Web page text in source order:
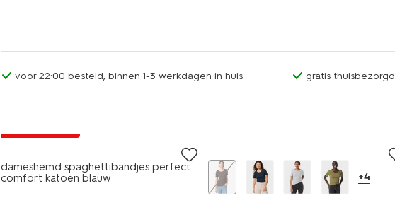
voor 22:00 besteld, binnen 1-3 werkdagen in huis gratis
dameshemd spaghettibandjes perfect
comfort katoen blauw
+4